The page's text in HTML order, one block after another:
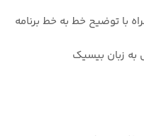
با توضیح خط به خط برنامه
زبان بیسیک